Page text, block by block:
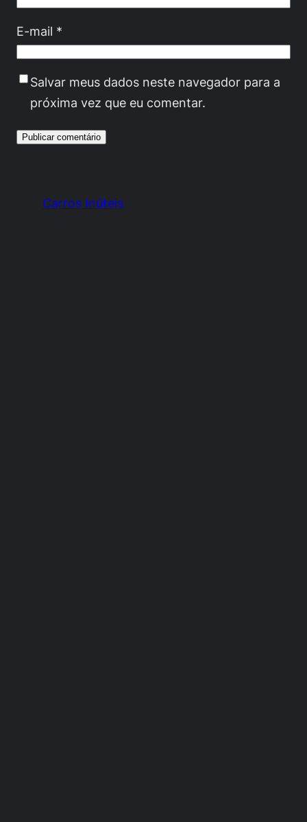
E-mail *
Salvar meus dados neste navegador para a
próxima vez que eu comentar.
Carros Inúteis